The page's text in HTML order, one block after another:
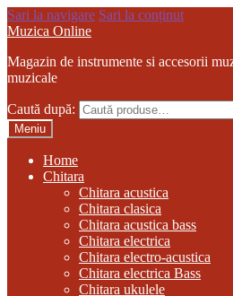
Sari la navigare Sari la conținut
Muzica Online
Magazin de instrumente si accesorii
muzicale
Caută după:
Meniu
Home
Chitara
Chitara acustica
Chitara clasica
Chitara acustica bass
Chitara electrica
Chitara electro-acustica
Chitara electrica Bass
Chitara ukulele